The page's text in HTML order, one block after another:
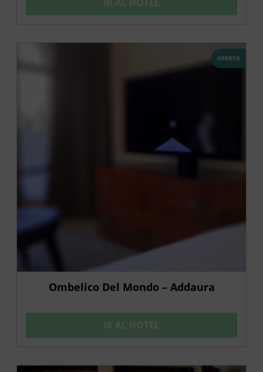
OFERTA
Ombelico Del Mondo – Addaura
IR AL HOTEL